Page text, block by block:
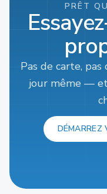
PRÊT
Pas de carte,
jour même —
DÉMARREZ